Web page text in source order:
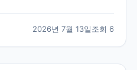
2026년 7월 13일조회 6